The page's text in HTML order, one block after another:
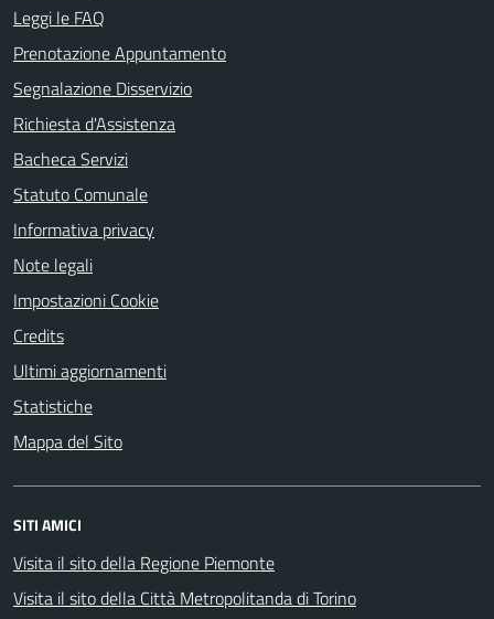
Leggi le FAQ
Prenotazione Appuntamento
Segnalazione Disservizio
Richiesta d'Assistenza
Bacheca Servizi
Statuto Comunale
Informativa privacy
Note legali
Impostazioni Cookie
Credits
Ultimi aggiornamenti
Statistiche
Mappa del Sito
SITI AMICI
Visita il sito della Regione Piemonte
Visita il sito della Città Metropolitanda di Torino